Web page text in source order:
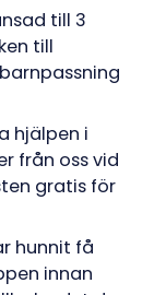
till 3
till
hjälpen i
från oss vid
gratis för
hunnit få
innan